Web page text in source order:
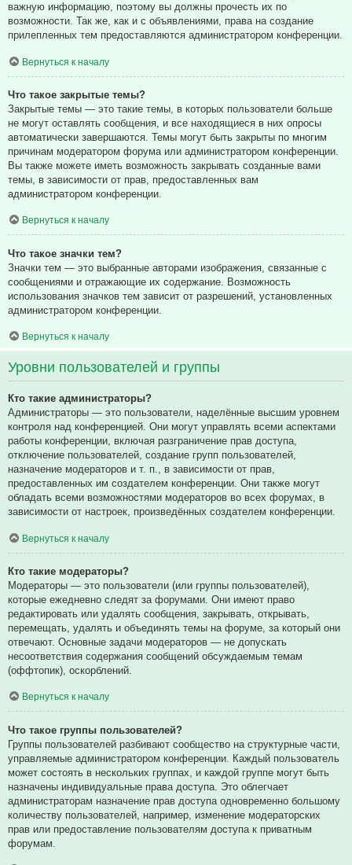
важную информацию, поэтому вы должны прочесть их по
возможности. Так же, как и с объявлениями, права на создание
прилепленных тем предоставляются администратором конференции.
Вернуться к началу
Что такое закрытые темы?
Закрытые темы — это такие темы, в которых пользователи больше
не могут оставлять сообщения, и все находящиеся в них опросы
автоматически завершаются. Темы могут быть закрыты по многим
причинам модератором форума или администратором конференции.
Вы также можете иметь возможность закрывать созданные вами
темы, в зависимости от прав, предоставленных вам
администратором конференции.
Вернуться к началу
Что такое значки тем?
Значки тем — это выбранные авторами изображения, связанные с
сообщениями и отражающие их содержание. Возможность
использования значков тем зависит от разрешений, установленных
администратором конференции.
Вернуться к началу
Уровни пользователей и группы
Кто такие администраторы?
Администраторы — это пользователи, наделённые высшим уровнем
контроля над конференцией. Они могут управлять всеми аспектами
работы конференции, включая разграничение прав доступа,
отключение пользователей, создание групп пользователей,
назначение модераторов и т. п., в зависимости от прав,
предоставленных им создателем конференции. Они также могут
обладать всеми возможностями модераторов во всех форумах, в
зависимости от настроек, произведённых создателем конференции.
Вернуться к началу
Кто такие модераторы?
Модераторы — это пользователи (или группы пользователей),
которые ежедневно следят за форумами. Они имеют право
редактировать или удалять сообщения, закрывать, открывать,
перемещать, удалять и объединять темы на форуме, за который они
отвечают. Основные задачи модераторов — не допускать
несоответствия содержания сообщений обсуждаемым темам
(оффтопик), оскорблений.
Вернуться к началу
Что такое группы пользователей?
Группы пользователей разбивают сообщество на структурные части,
управляемые администратором конференции. Каждый пользователь
может состоять в нескольких группах, и каждой группе могут быть
назначены индивидуальные права доступа. Это облегчает
администраторам назначение прав доступа одновременно большому
количеству пользователей, например, изменение модераторских
прав или предоставление пользователям доступа к приватным
форумам.